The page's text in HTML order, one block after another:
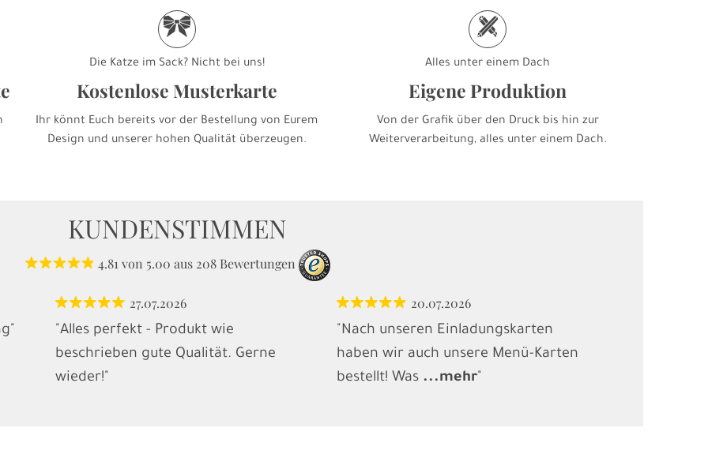
r
Die Katze im Sack? Nicht bei uns!
Kostenlose Musterkarte
Ihr könnt Euch bereits vor der Bestellung von Eurem
Design und unserer hohen Qualität überzeugen.
h
Alles unter einem Dach
Eigene Produktion
Von der Grafik über den Druck bis hin zur
Weiterverarbeitung, alles unter einem Dach.
KUNDENSTIMMEN
4.81 von 5.00 aus 208 Bewertungen
27.07.2026
"Alles perfekt - Produkt wie
beschrieben gute Qualität. Gerne
wieder!"
20.07.2026
"Nach unseren Einladungskarten
haben wir auch unsere Menü-Karten
bestellt! Was ...mehr"